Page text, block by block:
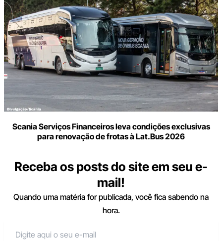
Scania Serviços Financeiros leva condições exclusivas
para renovação de frotas à Lat.Bus 2026
Receba os posts do site em seu e-
mail!
Quando uma matéria for publicada, você fica sabendo na
hora.